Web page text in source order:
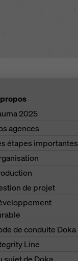
2025
agences
étapes importantes
de projet
de conduite Doka
Line